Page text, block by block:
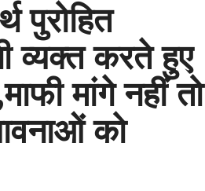
पुरोहित
व्यक्त करते हुए
मांगे नहीं तो
को